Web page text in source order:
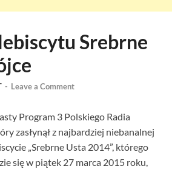
Srebrne
- Leave a Comment
Program 3 Polskiego Radia
zasłynął z najbardziej niebanalnej
„Srebrne Usta 2014”, którego
się w piątek 27 marca 2015 roku,